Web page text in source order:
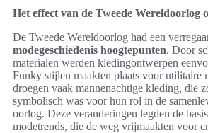
Het effect van de Tweede Wereldoorlog
De Tweede Wereldoorlog had een
modegeschiedenis hoogtepunten. Door
materialen werden kledingontwerpen
Funky stijlen maakten plaats voor utilitaire
droegen vaak mannenachtige kleding, die
symbolisch was voor hun rol in de
oorlog. Deze veranderingen legden de
modetrends, die de weg vrijmaakten voor